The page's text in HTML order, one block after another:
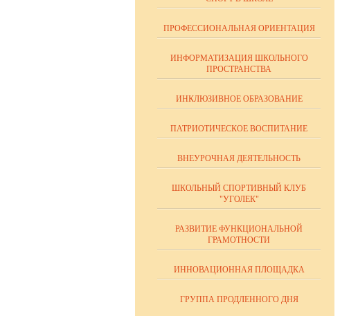
ПРОФЕССИОНАЛЬНАЯ ОРИЕНТАЦИЯ
ИНФОРМАТИЗАЦИЯ ШКОЛЬНОГО
ПРОСТРАНСТВА
ИНКЛЮЗИВНОЕ ОБРАЗОВАНИЕ
ПАТРИОТИЧЕСКОЕ ВОСПИТАНИЕ
ВНЕУРОЧНАЯ ДЕЯТЕЛЬНОСТЬ
ШКОЛЬНЫЙ СПОРТИВНЫЙ КЛУБ
"УГОЛЕК"
РАЗВИТИЕ ФУНКЦИОНАЛЬНОЙ
ГРАМОТНОСТИ
ИННОВАЦИОННАЯ ПЛОЩАДКА
ГРУППА ПРОДЛЕННОГО ДНЯ